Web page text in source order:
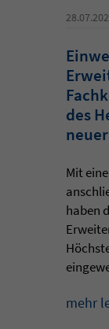
des
Mit
haben
mehr